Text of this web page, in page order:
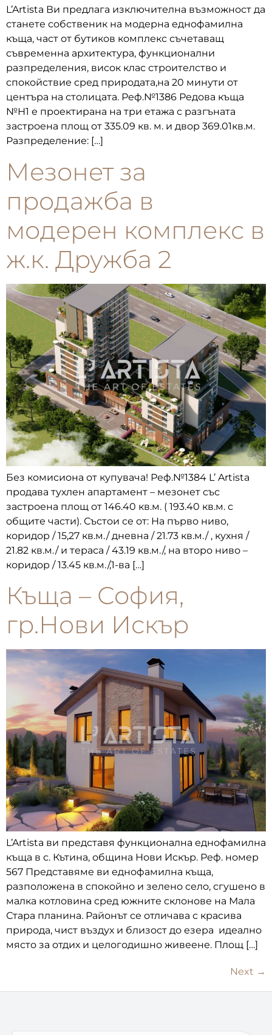
L’Artista Ви предлага изключителна възможност да
станете собственик на модерна еднофамилна
къща, част от бутиков комплекс съчетаващ
съвременна архитектура, функционални
разпределения, висок клас строителство и
спокойствие сред природата,на 20 минути от
центъра на столицата. Реф.№1386 Редова къща
№Н1 е проектирана на три етажа с разгъната
застроена площ от 335.09 кв. м. и двор 369.01кв.м.
Разпределение: […]
Мезонет за
продажба в
модерен комплекс в
ж.к. Дружба 2
Без комисиона от купувача! Реф.№1384 L’ Artista
продава тухлен апартамент – мезонет със
застроена площ от 146.40 кв.м. ( 193.40 кв.м. с
общите части). Състои се от: На първо ниво,
коридор / 15,27 кв.м./ дневна / 21.73 кв.м./ , кухня /
21.82 кв.м./ и тераса / 43.19 кв.м./, на второ ниво –
коридор / 13.45 кв.м./,1-ва […]
Къща – София,
гр.Нови Искър
L’Artista ви представя функционална еднофамилна
къща в с. Кътина, община Нови Искър. Реф. номер
567 Представяме ви еднофамилна къща,
разположена в спокойно и зелено село, сгушено в
малка котловина сред южните склонове на Мала
Стара планина. Районът се отличава с красива
природа, чист въздух и близост до езера идеално
място за отдих и целогодишно живеене. Площ […]
Next →